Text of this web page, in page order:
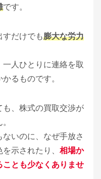
です。
すだけでも膨大な労力
人ひとりに連絡を取
るものです。
、株式の買取交渉が
ないのに、なぜ手放さ
示されたり、 相場か
ことも少なくありませ